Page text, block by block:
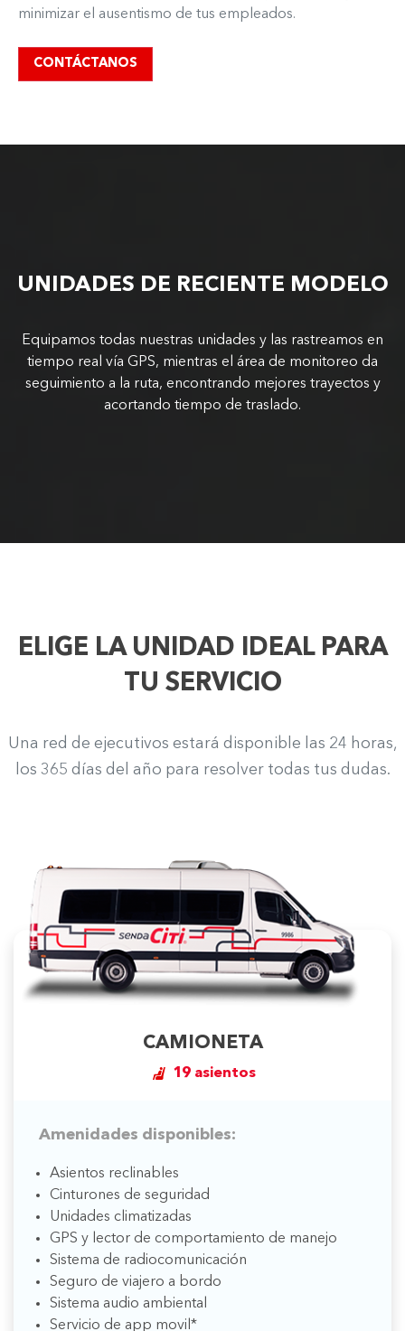
minimizar el ausentismo de tus empleados.
CONTÁCTANOS
UNIDADES DE RECIENTE MODELO
Equipamos todas nuestras unidades y las rastreamos en
tiempo real vía GPS, mientras el área de monitoreo da
seguimiento a la ruta, encontrando mejores trayectos y
acortando tiempo de traslado.
ELIGE LA UNIDAD IDEAL PARA
TU SERVICIO
Una red de ejecutivos estará disponible las 24 horas,
los 365 días del año para resolver todas tus dudas.
CAMIONETA
19 asientos
Amenidades disponibles:
Asientos reclinables
Cinturones de seguridad
Unidades climatizadas
GPS y lector de comportamiento de manejo
Sistema de radiocomunicación
Seguro de viajero a bordo
Sistema audio ambiental
Servicio de app movil*